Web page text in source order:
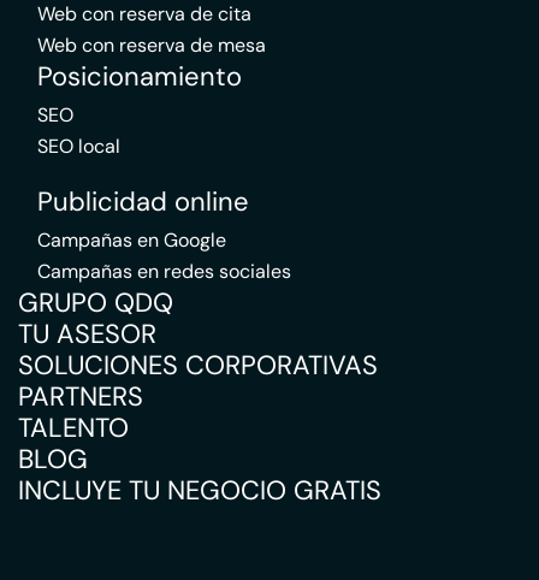
Web con reserva de cita
Web con reserva de mesa
Posicionamiento
SEO
SEO local
Publicidad online
Campañas en Google
Campañas en redes sociales
GRUPO QDQ
TU ASESOR
SOLUCIONES CORPORATIVAS
PARTNERS
TALENTO
BLOG
INCLUYE TU NEGOCIO GRATIS